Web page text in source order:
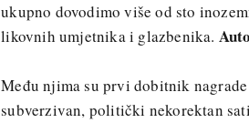
ukupno dovodimo više od sto
likovnih umjetnika i glazbenika.
Među njima su prvi dobitnik
subverzivan, politički nekorektan